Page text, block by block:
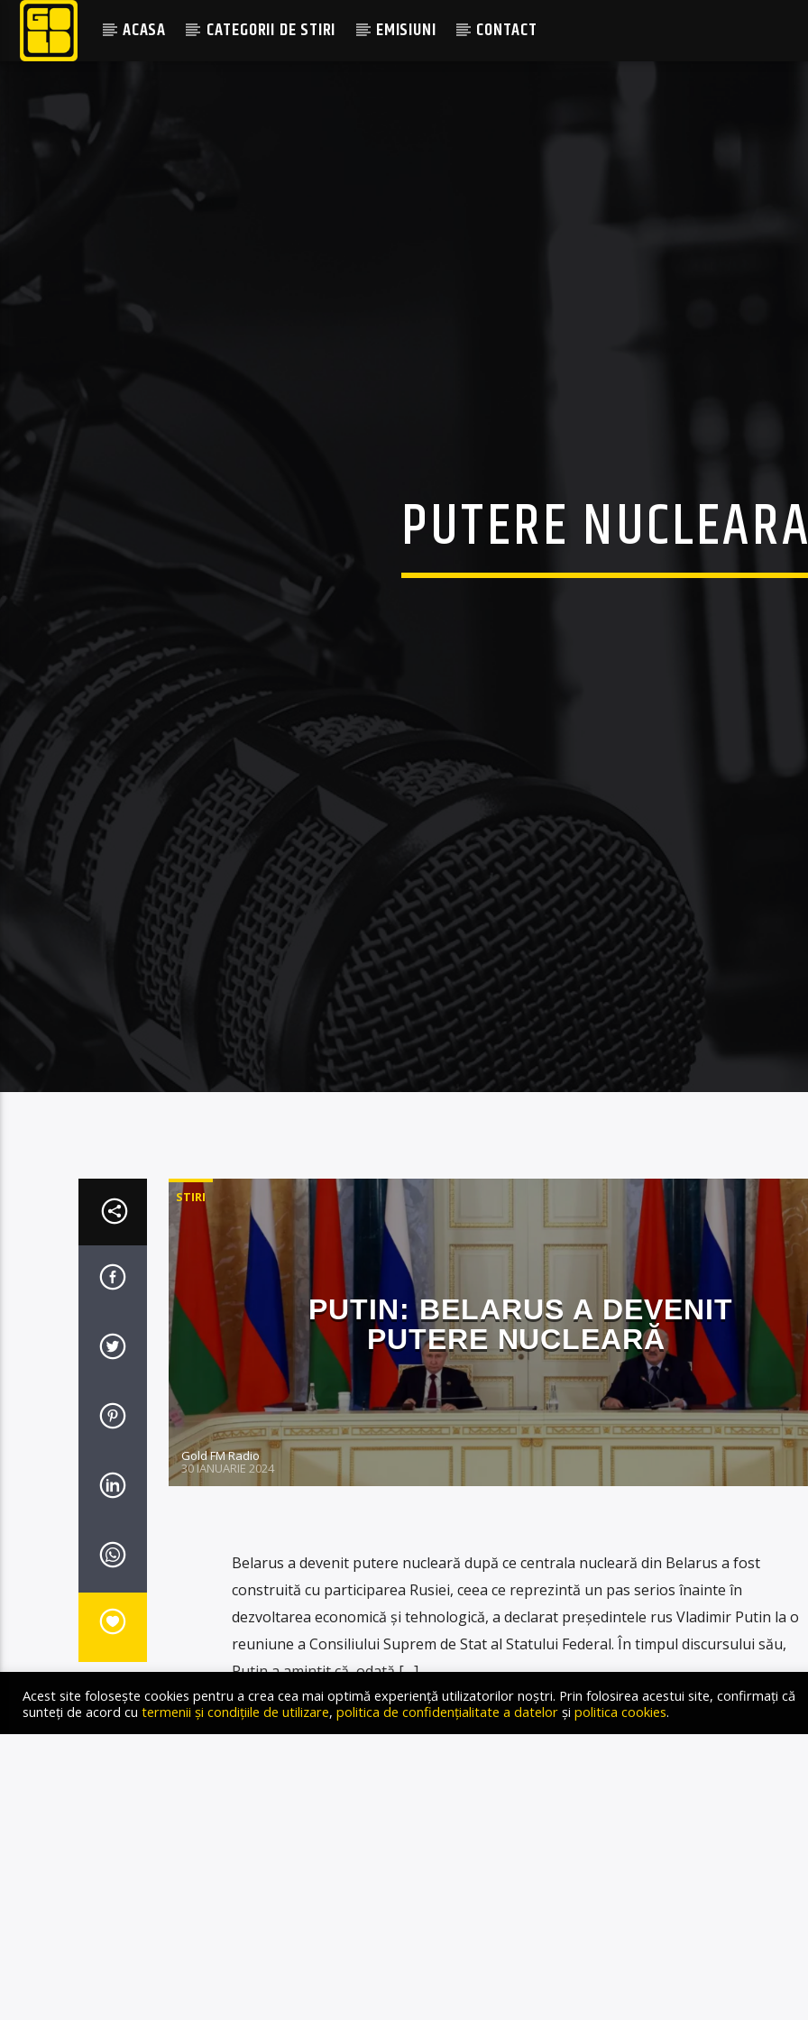
ACASA CATEGORII DE STIRI EMISIUNI CONTACT
PUTERE
STIRI
PUTIN: BELARUS A DEVENIT
PUTERE NUCLEARĂ
Gold FM Radio
30 IANUARIE 2024
Belarus a devenit putere nucleară după ce centrala nucleară din Belarus a fost
construită cu participarea Rusiei, ceea ce reprezintă un pas serios înainte în
dezvoltarea economică și tehnologică, a declarat președintele rus Vladimir Putin la o
reuniune a Consiliului Suprem de Stat al Statului Federal. În timpul discursului său,
Putin a amintit că, odată […]
Acest site folosește cookies pentru a crea cea mai optimă experiență utilizatorilor noștri. Prin folosirea acestui site, confirmați că
sunteți de acord cu termenii și condițiile de utilizare, politica de confidențialitate a datelor și politica cookies.